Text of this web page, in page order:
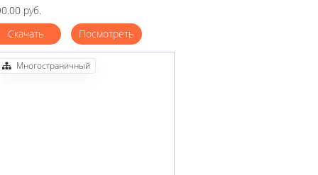
руб.
Скачать
Посмотреть
Многостраничный